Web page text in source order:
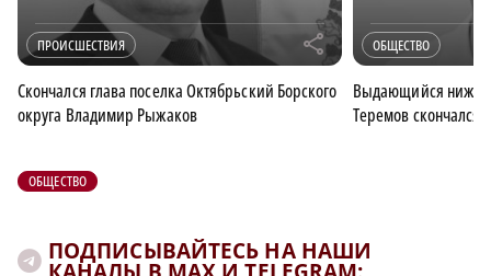
ПРОИСШЕСТВИЯ r
Скончался глава поселка Октябрьский Борского
округа Владимир Рыжаков
ОБЩЕСТВО
Выдающийся
Теремов скончался
ОБЩЕСТВО
ПОДПИСЫВАЙТЕСЬ НА НАШИ